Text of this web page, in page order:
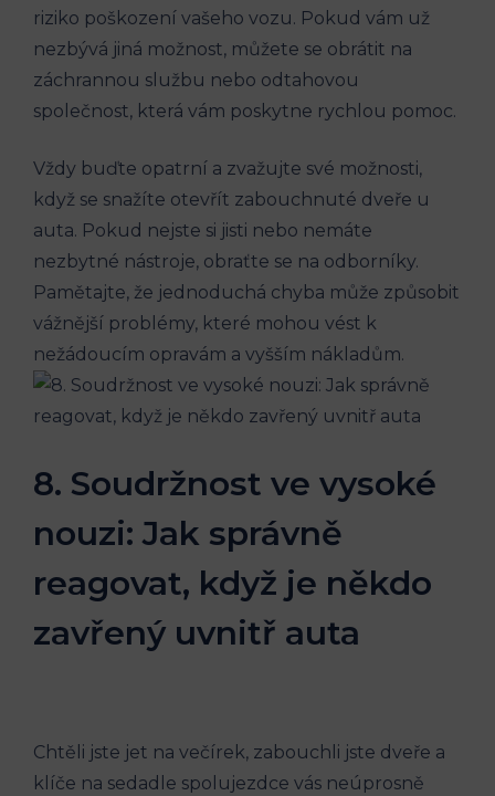
riziko poškození vašeho vozu. Pokud vám už
nezbývá jiná možnost, můžete se obrátit na
záchrannou službu nebo odtahovou
společnost, která vám poskytne rychlou pomoc.
Vždy buďte opatrní a zvažujte své možnosti,
když se snažíte otevřít zabouchnuté dveře u
auta. Pokud nejste si jisti nebo nemáte
nezbytné nástroje, obraťte se na odborníky.
Pamětajte, že jednoduchá chyba může způsobit
vážnější problémy, které mohou vést k
nežádoucím opravám a vyšším nákladům.
8. Soudržnost ve vysoké
nouzi: Jak správně
reagovat, když je někdo
zavřený uvnitř auta
Chtěli jste jet na večírek, zabouchli jste dveře a
klíče na sedadle spolujezdce vás neúprosně